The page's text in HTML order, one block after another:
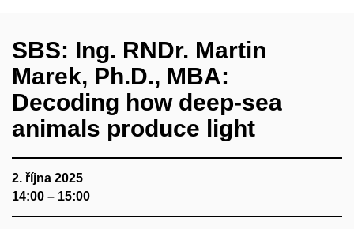
SBS: Ing. RNDr. Martin
Marek, Ph.D., MBA:
Decoding how deep-sea
animals produce light
2. října 2025
14:00 – 15:00